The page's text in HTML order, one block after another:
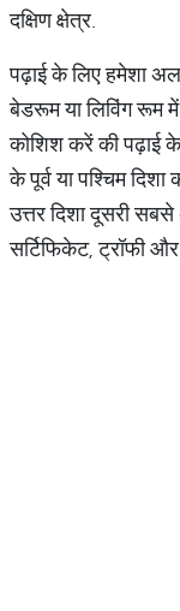
दक्षिण क्षेत्र.
पढ़ाई के लिए हमेशा
बेडरूम या लिविंग रूम
कोशिश करें की पढ़ाई
के पूर्व या पश्चिम
उत्तर दिशा दूसरी
सर्टिफिकेट, ट्रॉफी